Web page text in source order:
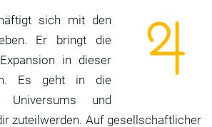
sich mit den
Er bringt die
in dieser
Es geht in die
Universums und
zuteilwerden. Auf gesellschaftlicher